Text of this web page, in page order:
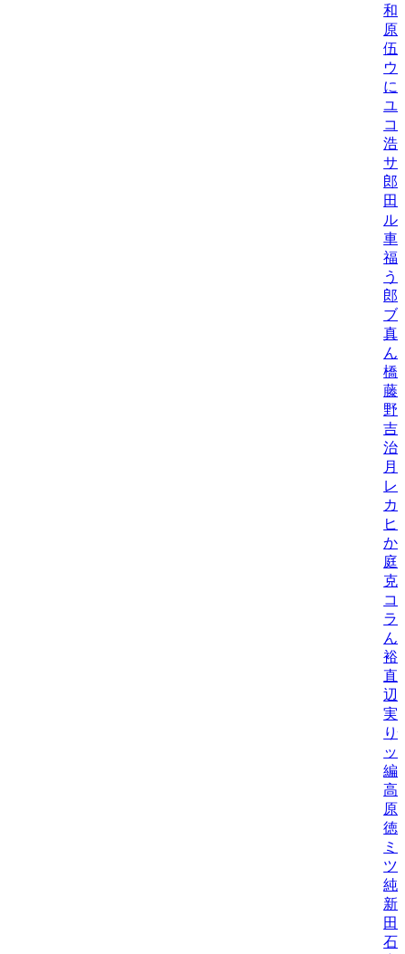
和
原
伍/
ウ
に
ユ
コ
浩
サ
郎
田
ル
車/
福
う
郎
ブ
真
ん
橋
藤
野
吉
治/
月
レ
カ
ヒ
か
庭/
克
コ
ラ
ん
裕/
直
辺
実/
り
ッ
編
高
原
徳/
ミ
ツ
純/
新
田
石